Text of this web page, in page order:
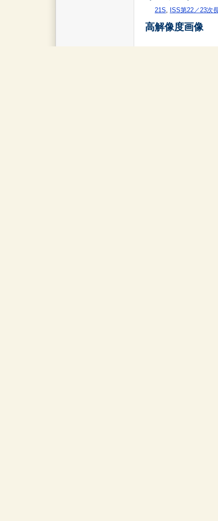
21S, ISS第22／23次
高解像度画像